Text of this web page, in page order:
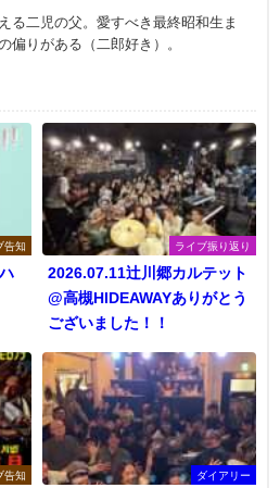
る二児の父。愛すべき最終昭和生ま
偏りがある（二郎好き）。
告知 ライブ振り返り
2026.07.11辻川郷カルテット
@高槻HIDEAWAYありがとう
ございました！！
告知 ダイアリー